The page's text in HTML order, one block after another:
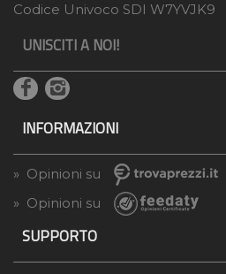
Codice Univoco SDI W7YVJK9
UNISCITI A NOI!
INFORMAZIONI
» Opinioni su
» Opinioni su
SUPPORTO